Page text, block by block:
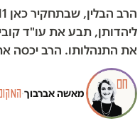
ליהדותן, תבע את עו"ד
את התנהלותו. הרב יכסה
מאשה אברבוך·